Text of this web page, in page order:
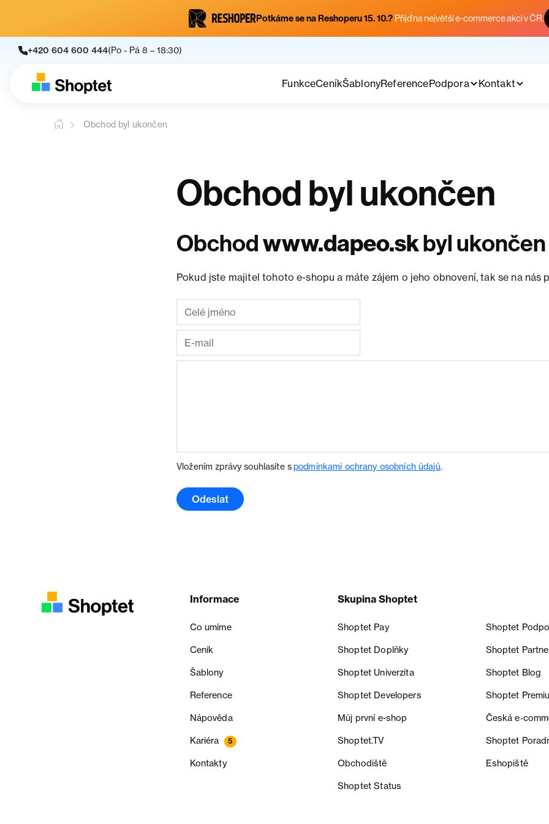
Potkáme se na Reshoperu 15. 10.? Přijď na největší e-commerce akci v ČR.
+420 604 600 444(Po - Pá 8 – 18:30)
FunkceCeníkŠablonyReferencePodpora Kontakt
Obchod byl ukončen
Obchod byl ukončen
Obchodwww.dapeo.skbyl ukončen
Pokud jste majitel tohoto e-shopu a máte zájem o jeho obnovení, tak se na nás
Vložením zprávy souhlasíte spodmínkami ochrany osobních údajů.
Odeslat
Informace
Co umíme
Ceník
Šablony
Reference
Nápověda
Kariéra 5
Kontakty
Skupina Shoptet
Shoptet Pay Shoptet
Shoptet Doplňky Shoptet
Shoptet Univerzita Shoptet Blog
Shoptet Developers Shoptet
Můj první e-shop Česká
Shoptet.TV Shoptet
Obchodiště Eshopiště
Shoptet Status